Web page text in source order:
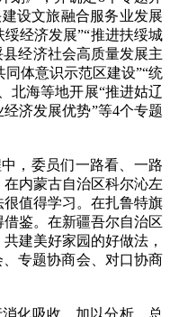
设文旅融合服务业发展
经济发展”“推进扶绥城
经济社会高质量发展主
体意识示范区建设”“统
北海等地开展“推进姑辽
济发展优势”等4个专题
，委员们一路看、一路
内蒙古自治区科尔沁左
值得学习。在扎鲁特旗
鉴。在新疆吾尔自治区
建美好家园的好做法，
专题协商会、对口协商
化吸收，加以分析、总